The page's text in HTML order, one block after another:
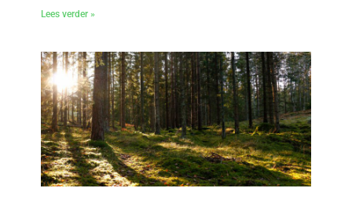
Lees verder »